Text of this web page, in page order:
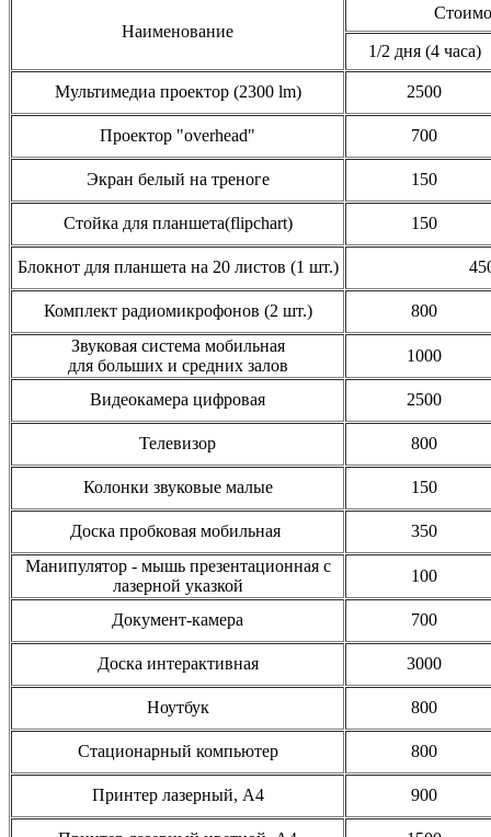
Наименование
1/2 дня (4 часа)
Мультимедиа проектор (2300 lm) 2500
Проектор "overhead" 700
Экран белый на треноге 150
Стойка для планшета(flipchart) 150
Блокнот для планшета на 20 листов (1 шт.)
Комплект радиомикрофонов (2 шт.)
800
Звуковая система мобильная
для больших и средних залов
1000
Видеокамера цифровая 2500
Телевизор 800
Колонки звуковые малые 150
Доска пробковая мобильная
350
Манипулятор - мышь презентационная с
лазерной указкой
100
Документ-камера 700
Доска интерактивная 3000
Ноутбук 800
Стационарный компьютер 800
Принтер лазерный, А4 900